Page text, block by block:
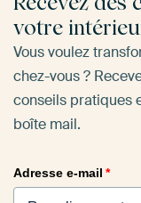
votre
Vous voulez
chez-vous ?
conseils pratiques
boîte mail.
Adresse e-mail *